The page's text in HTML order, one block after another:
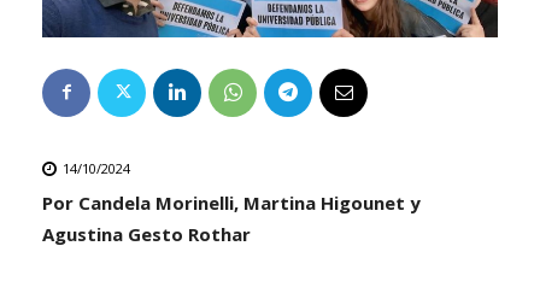
14/10/2024
Por Candela Morinelli, Martina Higounet y
Agustina Gesto Rothar